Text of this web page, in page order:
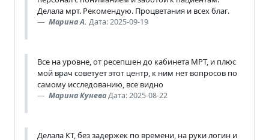
Делала мрт. Рекомендую. Процветания и всех благ.
Марина А. Дата: 2025-09-19
Все на уровне, от ресепшен до кабинета МРТ, и плюс
мой врач советует этот центр, к ним нет вопросов по
самому исследованию, все видно
Марина КуневаДата: 2025-08-22
Делала КТ, без задержек по времени, на руки логин и